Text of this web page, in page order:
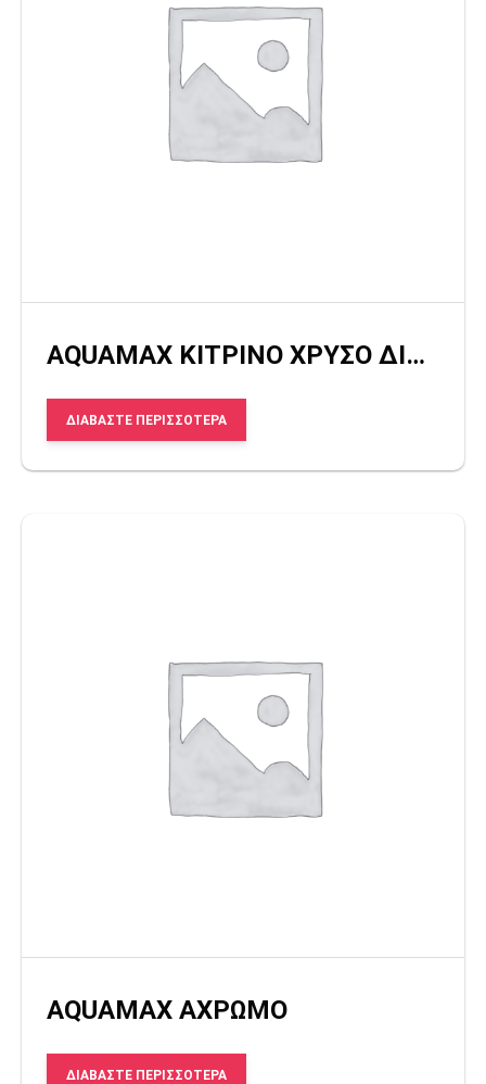
AQUAMAX ΚΙΤΡΙΝΟ ΧΡΥΣΟ ΔΙΑΦΑΝΟ
ΔΙΑΒΆΣΤΕ ΠΕΡΙΣΣΌΤΕΡΑ
AQUAMAX ΑΧΡΩΜΟ
ΔΙΑΒΆΣΤΕ ΠΕΡΙΣΣΌΤΕΡΑ